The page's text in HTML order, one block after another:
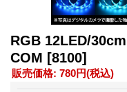
RGB 12LED/
COM [8100]
販売価格: 780円(税込)